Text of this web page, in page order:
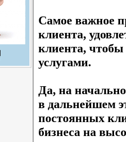
Самое важное
клиента,
клиента,
услугами.
Да, на
в дальнейшем
постоянных
бизнеса на